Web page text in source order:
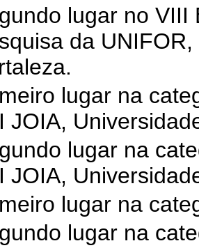
lugar no VIII
da
lugar na
JOIA,
lugar na
JOIA,
lugar na
lugar na